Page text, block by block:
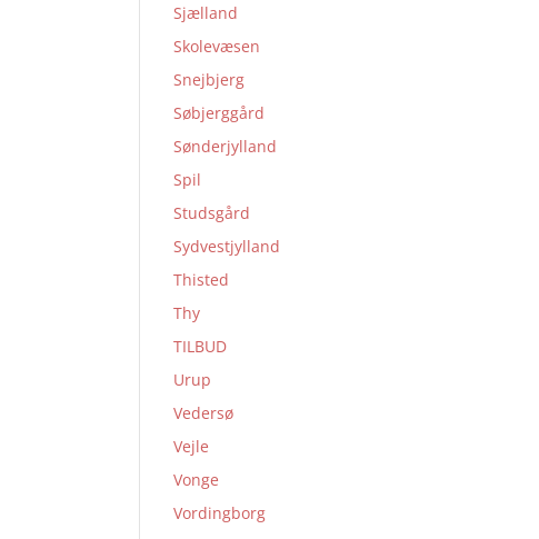
Sjælland
Skolevæsen
Snejbjerg
Søbjerggård
Sønderjylland
Spil
Studsgård
Sydvestjylland
Thisted
Thy
TILBUD
Urup
Vedersø
Vejle
Vonge
Vordingborg